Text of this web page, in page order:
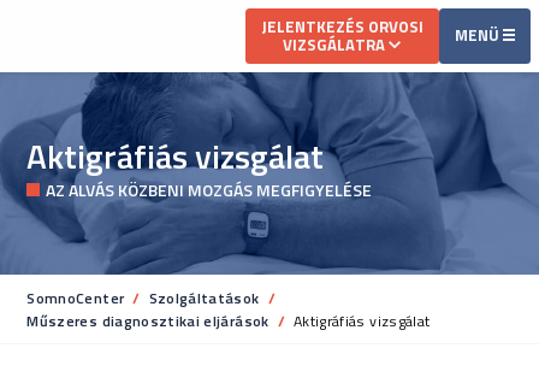
JELENTKEZÉS ORVOSI
VIZSGÁLATRA MENÜ
Aktigráfiás vizsgálat
AZ ALVÁS KÖZBENI MOZGÁS MEGFIGYELÉSE
SomnoCenter
Szolgáltatások
Műszeres diagnosztikai eljárások
Current:
Aktigráfiás vizsgálat